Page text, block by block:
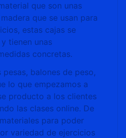
que son unas
que se usan para
estas cajas se
tienen unas
concretas.
balones de peso,
lo que empezamos a
producto a los clientes
las clases online. De
para poder
variedad de ejercicios